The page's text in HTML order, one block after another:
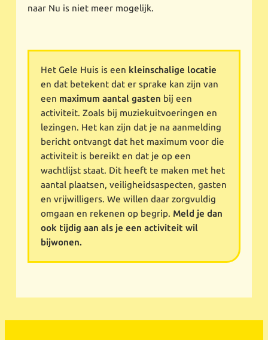
naar Nu is niet meer mogelijk.
Het Gele Huis is een kleinschalige locatie
en dat betekent dat er sprake kan zijn van
een maximum aantal gasten bij een
activiteit. Zoals bij muziekuitvoeringen en
lezingen. Het kan zijn dat je na aanmelding
bericht ontvangt dat het maximum voor die
activiteit is bereikt en dat je op een
wachtlijst staat. Dit heeft te maken met het
aantal plaatsen, veiligheidsaspecten, gasten
en vrijwilligers. We willen daar zorgvuldig
omgaan en rekenen op begrip. Meld je dan
ook tijdig aan als je een activiteit wil
bijwonen.